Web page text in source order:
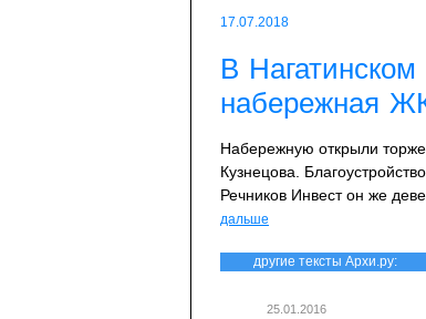
17.07.2018
В
набережная
Набережную открыли
Кузнецова.
Речников Инвест он же
дальше
другие тексты Архи.ру:
25.01.2016